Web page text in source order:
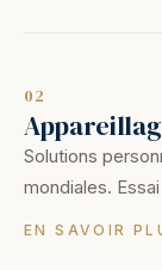
02
Solutions
mondiales.
EN SAVOIR